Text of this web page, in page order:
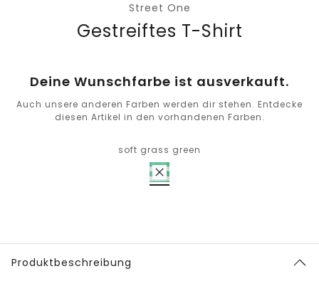
Street One
Gestreiftes T-Shirt
Deine Wunschfarbe ist ausverkauft.
Auch unsere anderen Farben werden dir stehen. Entdecke
diesen Artikel in den vorhandenen Farben.
soft grass green
Produktbeschreibung